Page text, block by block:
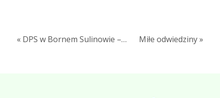
« DPS w Bornem Sulinowie –… Miłe odwiedziny »